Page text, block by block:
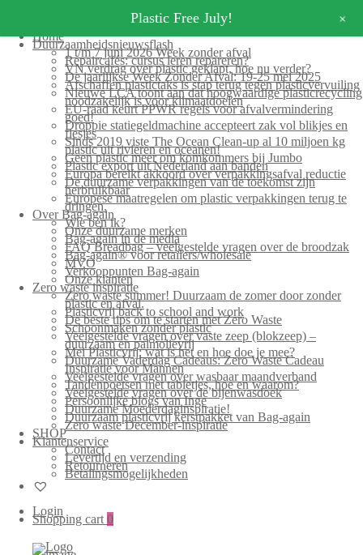
Home
Duurzaamheidsnieuwsflash
1 t/m 7 juni 2026 Week zonder afval
Repaircafés: cursus leren repareren?
VN verdrag over plastic geklapt, hoe nu verder?
De jaarlijkse Week Zonder Afval: 19-25 mei 2025
Afschaffen plastictaks is stap terug tegen plasticvervuiling
Nieuwe LCA toont aan dat hoogwaardige plasticrecycling
noodzakelijk is voor klimaatdoelen
EU-raad keurt PPWR regels voor afvalvermindering
goed!
Droppie statiegeldmachine accepteert zak vol blikjes en
flesjes
Sinds 2019 viste The Ocean Clean-up al 10 miljoen kg
plastic uit rivieren en oceanen!
Geen plastic meer om komkommers bij Jumbo
Plastic export uit Nederland aan banden
Europa bereikt akkoord over verpakkingsafval reductie
De duurzame verpakkingen van de toekomst zijn
herbruikbaar
Europese maatregelen om plastic verpakkingen terug te
dringen.
Over Bag-again
Wie ben ik?
Onze duurzame merken
Bag-again in de media
FAQ Breadbag – veelgestelde vragen over de broodzak
Bag-again® voor retailers/wholesale
MVO
Verkooppunten Bag-again
Onze klanten
Zero waste inspiratie
Zero waste summer! Duurzaam de zomer door zonder
plastic en afval.
Plasticvrij back to school and work
De beste tips om te starten met Zero Waste
Schoonmaken zonder plastic
Veelgestelde vragen over vaste zeep (blokzeep) –
duurzaam en palmolievrij
Mei Plasticvrij: wat is het en hoe doe je mee?
Duurzame Vaderdag Cadeaus: Zero Waste Cadeau
Inspiratie voor Mannen
Veelgestelde vragen over wasbaar maandverband
Tandenpoetsen met tabletjes, hoe en waarom?
Veelgestelde vragen over de bijenwasdoek
Persoonlijke blogs van Inge
Duurzame Moederdaginspiratie!
Duurzaam plasticvrij kerstpakket van Bag-again
Zero waste December-inspiratie
SHOP
Klantenservice
Contact
Levertijd en verzending
Retourneren
Betalingsmogelijkheden
Login
Shopping cart 0
Plastic Free July! +